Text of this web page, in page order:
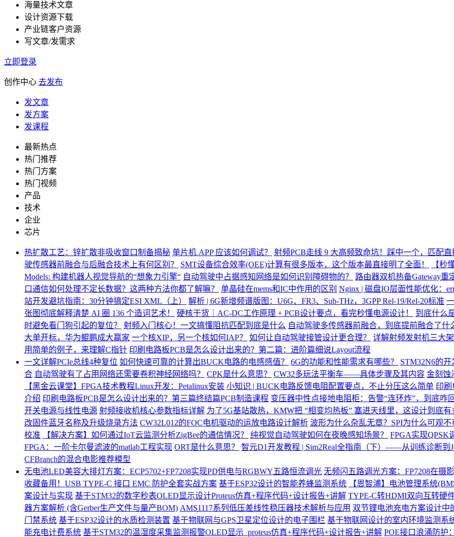
海量技术文章
设计资源下载
产业链客户资源
写文章/发需求
立即登录
创作中心 去发布
发文章
发方案
发课程
最新热点
热门推荐
热门方案
热门视频
产品
技术
企业
芯片
热扩散工艺：锌扩散非吸收窗口制备揭秘 单片机 APP 应该如何调试？
射频PCB走线 9 大高频致命坑！踩中一个，匹配
驶传感器前融合与后融合技术上有何区别？
SMT设备综合效率(OEE)计算有很多版本，这个版本最直接明了全面！
【秒
Models: 构建机器人视觉导航的“想象力引擎“ 自动驾驶中占据感知网络是如何识别障碍物的？
路由器双机热备Gateway重
口通信如何处理不定长数据？这两种方法你都了解嘛？
单晶硅在mems和IC中作用的区别 Nginx | 磁盘IO层面性能优化：
站开发避坑指南：30分钟搞定ESI XML（上）
解析 | 6G新增频谱版图：U6G、FR3、Sub-THz，3GPP Rel-19/Rel-20标准
张图彻底解释清楚 AI 圈 136 个造词艺术！
硬核干货｜AC-DC工作原理 + PCB设计要点，看完秒懂电源设计！
到底什么
时避免看门狗引起的复位？
射频入门核心！一文搞懂阻抗匹配到底是什么 自动驾驶多传感器前融合，到底提前融合了什
大单开标，华为鲲鹏成大赢家 一个核XIP，另一个核如何IAP？ 如何让自动驾驶接管设计更合理？
详解射频发射机三大
用简单的例子，来理解C指针 印刷电路板PCB是怎么设计出来的？第二篇：进阶篇细说Layout流程
一文详解PCIe总线4种复位 如何快速可靠的计算出BUCK电路的电感感值？ 6G的功能和性能需求有哪些？
STM32N6的
合 自动驾驶有了占用网络还需要卷积神经网络吗？ CPK是什么意思？ CW32多玩法平衡车——具体步骤及其内容 金刻蚀
【黑金云课堂】FPGA技术教程Linux开发：Petalinux安装 小知识 | BUCK电路反馈电阻配置要点，不止分压这么简单 印刷
介绍 印刷电路板PCB是怎么设计出来的？第三篇终结篇PCB制造课程 变压器中性点接地电阻柜：告警“连环炸”，到底咋
开关电源与线性电源 射频接收机核心参数指标详解 为了5G基站散热，KMW把 “相变均热板” 塞进天线里，这设计到底有
改固件蓝牙名称及升级烧录方法 CW32L012的FOC电机驱动的运放电路设计解析 波形为什么杂乱无章？SPI为什么可观不
校准
【解决方案】如何通过IoT云监测分析ZigBee的通信情况？ 纯视觉自动驾驶如何在夜晚感知场景？
FPGA实现
FPGA：一阶卡尔曼滤波的matlab工程实现 ORT是什么意思？
智元D1开发教程 | Sim2Real全指南（下）——从训练诊断到
CFBranch的混合电影推荐模型
无电池LED美容大排灯方案：ECP5702+FP7208实现PD供电与RGBWY五路恒流调光 无频闪五路调光方案：FP7208在摄
收藏备用！USB TYPE-C 接口 EMC 防护全套实战方案 基于ESP32设计的智能养蜂监测系统
【恩智浦】电池管理系统
案设计与实现 基于STM32的数字秒表OLED显示设计Proteus仿真+程序代码+设计报告+讲解 TYPE-C转HDMI双向互转硬
器方案解析 (含Gerber生产文件与量产BOM) AMS1117系列低压差线性稳压器技术解析与应用 双节锂电池充电方案设计中
门禁系统 基于ESP32设计的水质检测装置 基于物联网与GPS卫星定位设计的电子围栏 基于物联网设计的室内环境监测系
能充电计费系统 基于STM32的温湿度采集监测报警OLED显示_proteus仿真+程序代码+设计报告+讲解 POE接口浪涌防护